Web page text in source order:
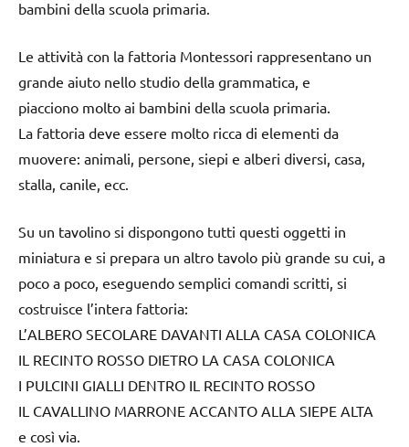
bambini della scuola primaria.
Le attività con la fattoria Montessori rappresentano un
grande aiuto nello studio della grammatica, e
piacciono molto ai bambini della scuola primaria.
La fattoria deve essere molto ricca di elementi da
muovere: animali, persone, siepi e alberi diversi, casa,
stalla, canile, ecc.
Su un tavolino si dispongono tutti questi oggetti in
miniatura e si prepara un altro tavolo più grande su cui, a
poco a poco, eseguendo semplici comandi scritti, si
costruisce l’intera fattoria:
L’ALBERO SECOLARE DAVANTI ALLA CASA COLONICA
IL RECINTO ROSSO DIETRO LA CASA COLONICA
I PULCINI GIALLI DENTRO IL RECINTO ROSSO
IL CAVALLINO MARRONE ACCANTO ALLA SIEPE ALTA
e così via.